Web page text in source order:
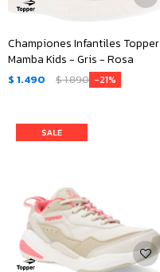
Championes Infantiles Topper
Mamba Kids - Gris - Rosa
$ 1.490 $1.890 21